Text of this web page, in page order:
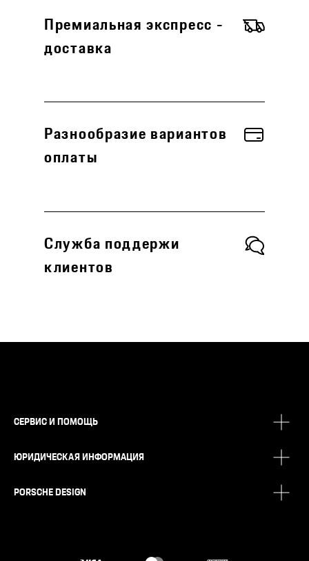
Премиальная экспресс -
доставка
Разнообразие вариантов
оплаты
Служба поддержи
клиентов
СЕРВИС И ПОМОЩЬ
ЮРИДИЧЕСКАЯ ИНФОРМАЦИЯ
PORSCHE DESIGN